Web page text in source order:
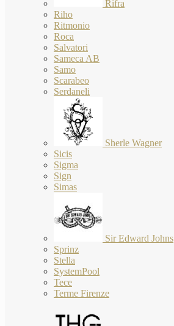
Rifra
Riho
Ritmonio
Roca
Salvatori
Sameca AB
Samo
Scarabeo
Serdaneli
Sherle Wagner
Sicis
Sigma
Sign
Simas
Sir Edward Johns
Sprinz
Stella
SystemPool
Tece
Terme Firenze